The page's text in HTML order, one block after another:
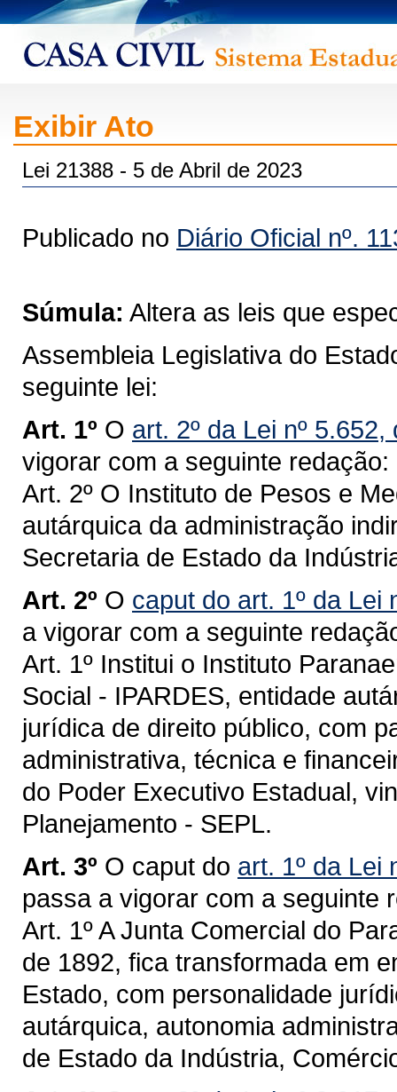
Exibir Ato
Lei 21388 - 5 de Abril de 2023
Publicado no Diário Oficial nº.
Súmula: Altera as leis que
Assembleia Legislativa do
seguinte lei:
Art. 1º O art. 2º da Lei nº
vigorar com a seguinte redação:
Art. 2º O Instituto de Pesos e
autárquica da administração
Secretaria de Estado da
Art. 2º O caput do art. 1º da Lei
a vigorar com a seguinte
Art. 1º Institui o Instituto
Social - IPARDES, entidade
jurídica de direito público, com
administrativa, técnica e
do Poder Executivo Estadual,
Planejamento - SEPL.
Art. 3º O caput do art. 1º da Lei
passa a vigorar com a seguinte
Art. 1º A Junta Comercial do
de 1892, fica transformada em
Estado, com personalidade
autárquica, autonomia
de Estado da Indústria,